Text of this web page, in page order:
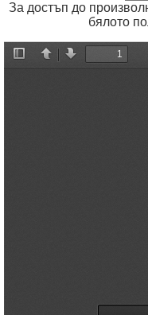
За достъп до
бялото